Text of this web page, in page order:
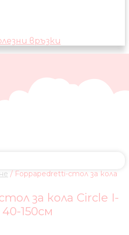
връзки
/ Foppapedretti-стол за кола
за кола Circle I-
150см